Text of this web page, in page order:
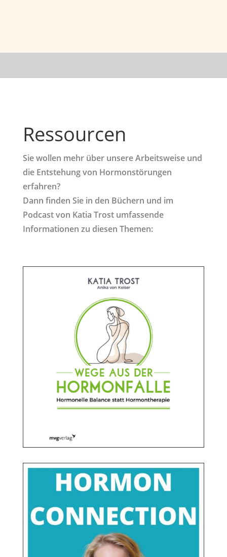
Ressourcen
Sie wollen mehr über unsere Arbeitsweise und
die Entstehung von Hormonstörungen
erfahren?
Dann finden Sie in den Büchern und im
Podcast von Katia Trost umfassende
Informationen zu diesen Themen: